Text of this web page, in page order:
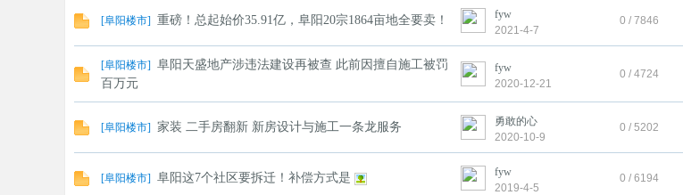
[阜阳楼市] 重磅！总起始价35.91亿，阜阳20宗1864亩地全要卖！
fyw
2021-4-7
0 / 7846
[阜阳楼市] 阜阳天盛地产涉违法建设再被查 此前因擅自施工被罚
百万元
fyw
2020-12-21
0 / 4724
[阜阳楼市] 家装 二手房翻新 新房设计与施工一条龙服务
勇敢的心
2020-10-9
0 / 5202
[阜阳楼市] 阜阳这7个社区要拆迁！补偿方式是
fyw
2019-4-5
0 / 6194